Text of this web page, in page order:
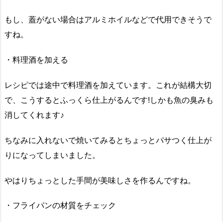
もし、蓋がない場合はアルミホイルなどで代用できそうで
すね。
・料理酒を加える
レシピでは途中で料理酒を加えています。これが結構大切
で、こうするとふっくら仕上がるんです!しかも魚の臭みも
消してくれます♪
ちなみに入れないで焼いてみるとちょっとパサつく仕上が
りになってしまいました。
やはりちょっとした手間が美味しさを作るんですね。
・フライパンの材質をチェック